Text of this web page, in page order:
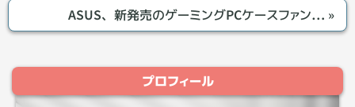
ASUS、新発売のゲーミングPCケースファン… »
プロフィール